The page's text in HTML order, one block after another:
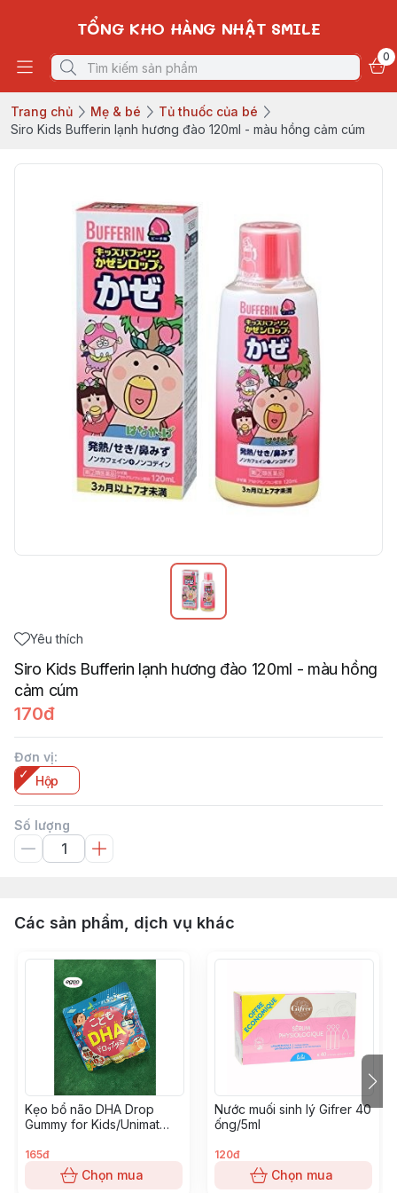
TỔNG KHO HÀNG NHẬT SMILE
0
Trang chủ Mẹ & bé
Tủ thuốc của bé
Siro Kids Bufferin lạnh hương đào 120ml - màu hồng cảm cúm
Yêu thích
Siro Kids Bufferin lạnh hương đào 120ml - màu hồng
cảm cúm
170đ
Đơn vị:
Hộp
Số lượng
Các sản phẩm, dịch vụ khác
Kẹo bổ não DHA Drop
Gummy for Kids/Unimat
165đ
Chọn mua
Nước muối sinh lý Gifrer 40
ống/5ml
120đ
Chọn mua